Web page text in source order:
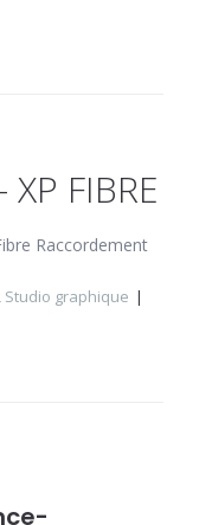
FIBRE
Raccordement
, Studio graphique